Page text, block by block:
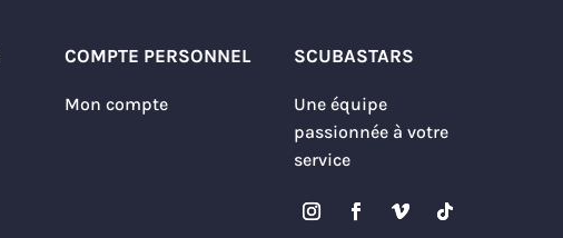
COMPTE PERSONNEL
Mon compte
SCUBASTARS
Une équipe
passionnée à votre
service